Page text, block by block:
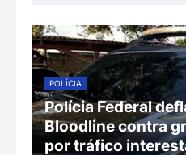
POLÍCIA
Polícia Federal
Bloodline contra
por tráfico